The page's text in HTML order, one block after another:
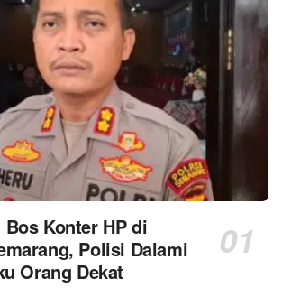
Konter HP di
Polisi Dalami
Orang Dekat